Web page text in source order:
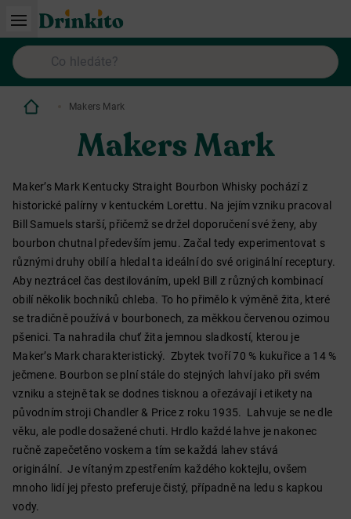
Makers Mark
Makers Mark
Maker’s Mark Kentucky Straight Bourbon Whisky pochází z
historické palírny v kentuckém Lorettu. Na jejím vzniku pracoval
Bill Samuels starší, přičemž se držel doporučení své ženy, aby
bourbon chutnal především jemu. Začal tedy experimentovat s
různými druhy obilí a hledal ta ideální do své originální receptury.
Aby neztrácel čas destilováním, upekl Bill z různých kombinací
obilí několik bochníků chleba. To ho přimělo k výměně žita, které
se tradičně používá v bourbonech, za měkkou červenou ozimou
pšenici. Ta nahradila chuť žita jemnou sladkostí, kterou je
Maker’s Mark charakteristický. Zbytek tvoří 70 % kukuřice a 14 %
ječmene. Bourbon se plní stále do stejných lahví jako při svém
vzniku a stejně tak se dodnes tisknou a ořezávají i etikety na
původním stroji Chandler & Price z roku 1935. Lahvuje se ne dle
věku, ale podle dosažené chuti. Hrdlo každé lahve je nakonec
ručně zapečetěno voskem a tím se každá lahev stává
originální. Je vítaným zpestřením každého koktejlu, ovšem
mnoho lidí jej přesto preferuje čistý, případně na ledu s kapkou
vody.